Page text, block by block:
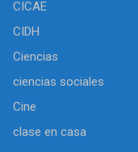
CICAE
CIDH
Ciencias
ciencias sociales
Cine
clase en casa